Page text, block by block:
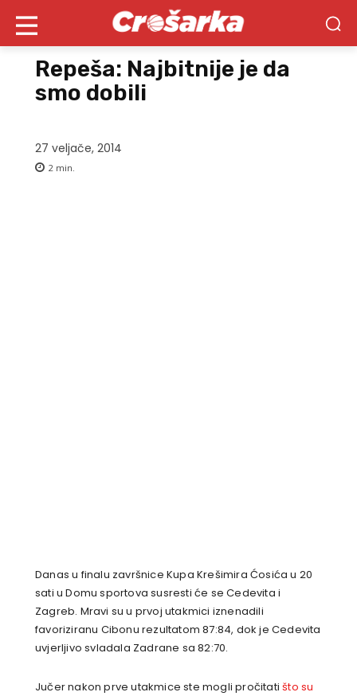
Repeša: Najbitnije je da
smo dobili
27 veljače, 2014
2 min.
Danas u finalu završnice Kupa Krešimira Ćosića u 20
sati u Domu sportova susresti će se Cedevita i
Zagreb. Mravi su u prvoj utakmici iznenadili
favoriziranu Cibonu rezultatom 87:84, dok je Cedevita
uvjerljivo svladala Zadrane sa 82:70.
Jučer nakon prve utakmice ste mogli pročitati što su